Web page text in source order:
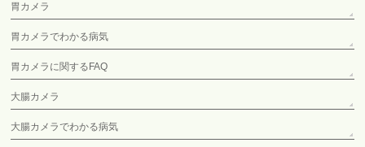
胃カメラ
胃カメラでわかる病気
胃カメラに関するFAQ
大腸カメラ
大腸カメラでわかる病気